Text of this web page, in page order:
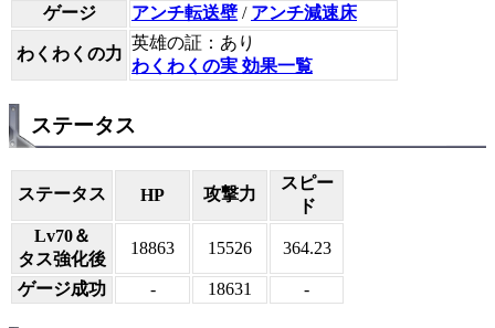
ゲージ
アンチ転送壁 / アンチ減速床
わくわくの力
英雄の証：あり
わくわくの実 効果一覧
ステータス
ステータス HP 攻撃力
スピー
ド
Lv70＆
タス強化後
18863 15526 364.23
ゲージ成功 - 18631 -